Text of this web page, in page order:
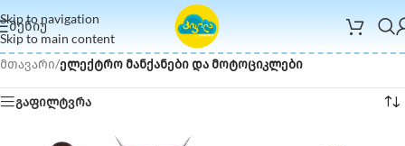
Skip to navigation
Skip to main content
ᲛᲔᲜᲘᲣ
მთავარი/ელექტრო მანქანები და მოტოციკლები
გაფილტვრა